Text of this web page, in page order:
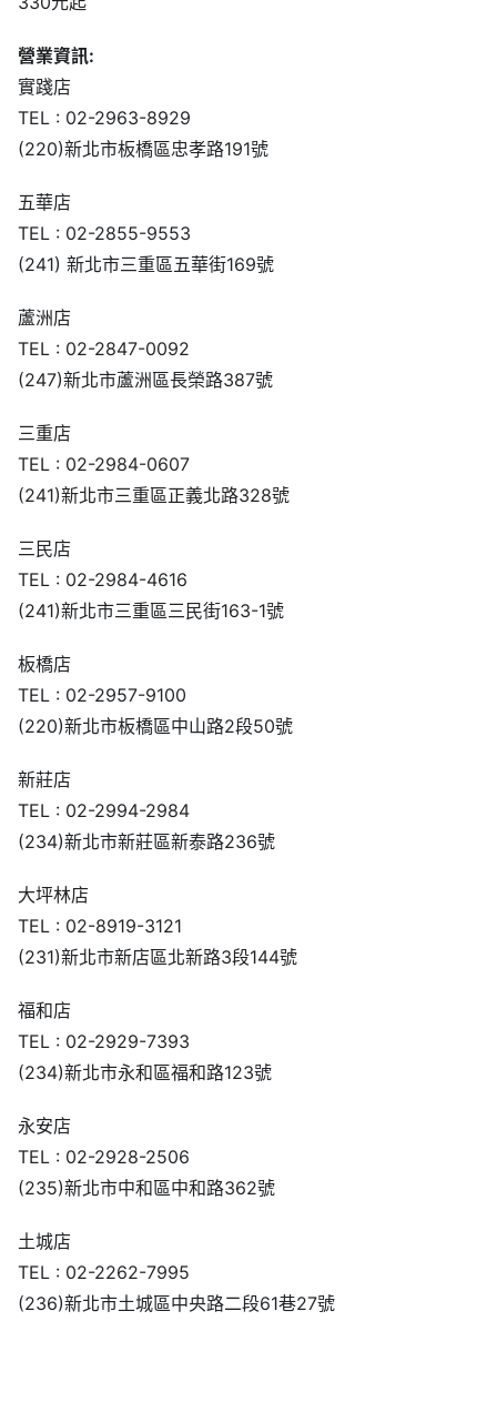
TEL : 02-2963-8929
(220)新北市板橋區忠孝路191號
五華店
TEL : 02-2855-9553
(241) 新北市三重區五華街169號
蘆洲店
TEL : 02-2847-0092
(247)新北市蘆洲區長榮路387號
三重店
TEL : 02-2984-0607
(241)新北市三重區正義北路328號
三民店
TEL : 02-2984-4616
(241)新北市三重區三民街163-1號
板橋店
TEL : 02-2957-9100
(220)新北市板橋區中山路2段50號
新莊店
TEL : 02-2994-2984
(234)新北市新莊區新泰路236號
大坪林店
TEL : 02-8919-3121
(231)新北市新店區北新路3段144號
福和店
TEL : 02-2929-7393
(234)新北市永和區福和路123號
永安店
TEL : 02-2928-2506
(235)新北市中和區中和路362號
土城店
TEL : 02-2262-7995
(236)新北市土城區中央路二段61巷27號